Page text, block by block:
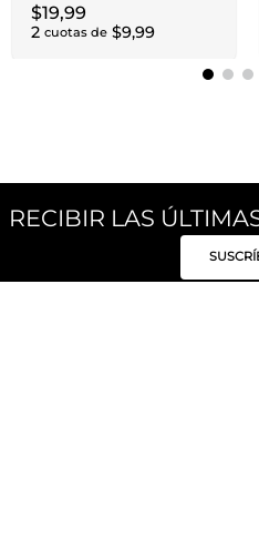
$19,99
2 cuotas de $9,99
RECIBIR LAS